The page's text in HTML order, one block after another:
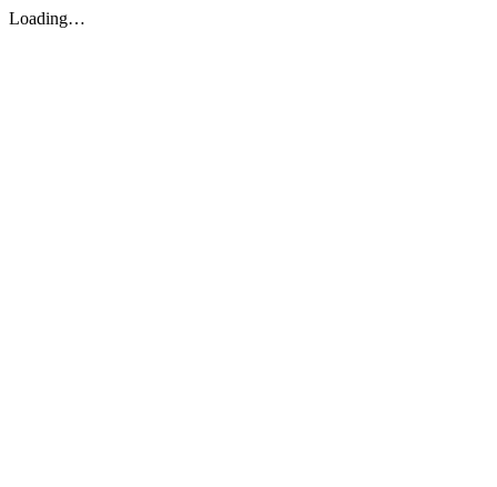
Loading…